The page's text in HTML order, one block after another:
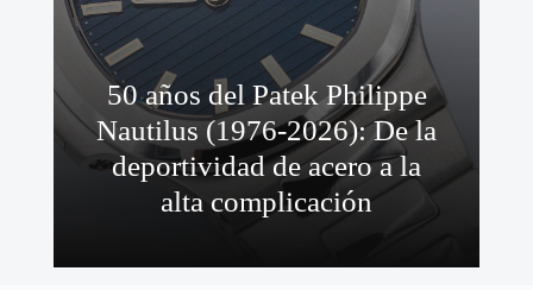
50 años del Patek Philippe
Nautilus (1976-2026): De la
deportividad de acero a la
alta complicación